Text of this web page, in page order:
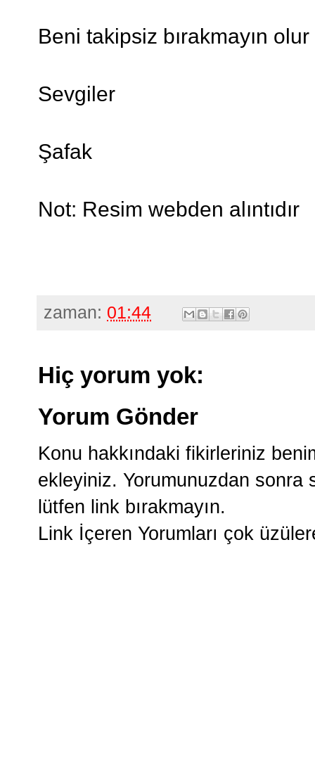
Beni takipsiz bırakmayın
Sevgiler
Şafak
Not: Resim webden alıntıdır
zaman: 01:44
Hiç yorum yok:
Yorum Gönder
Konu hakkındaki fikirleriniz
ekleyiniz. Yorumunuzdan
lütfen link bırakmayın.
Link İçeren Yorumları çok